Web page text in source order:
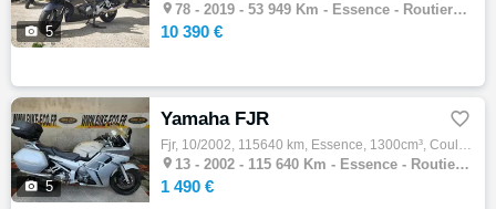
 5
 78 - 2019 - 53 949 Km - Essence - Routiere GT
10 390 €
 5
Yamaha FJR 
Fjr, 10/2002, 115640 km, Essence, 1300cm³, Couleur gris, 1490 € Equipements : YAMAHA 1300 FJR Moto à réviser Problème pompe à essence et fa…
 13 - 2002 - 115 640 Km - Essence - Routiere GT
1 490 €